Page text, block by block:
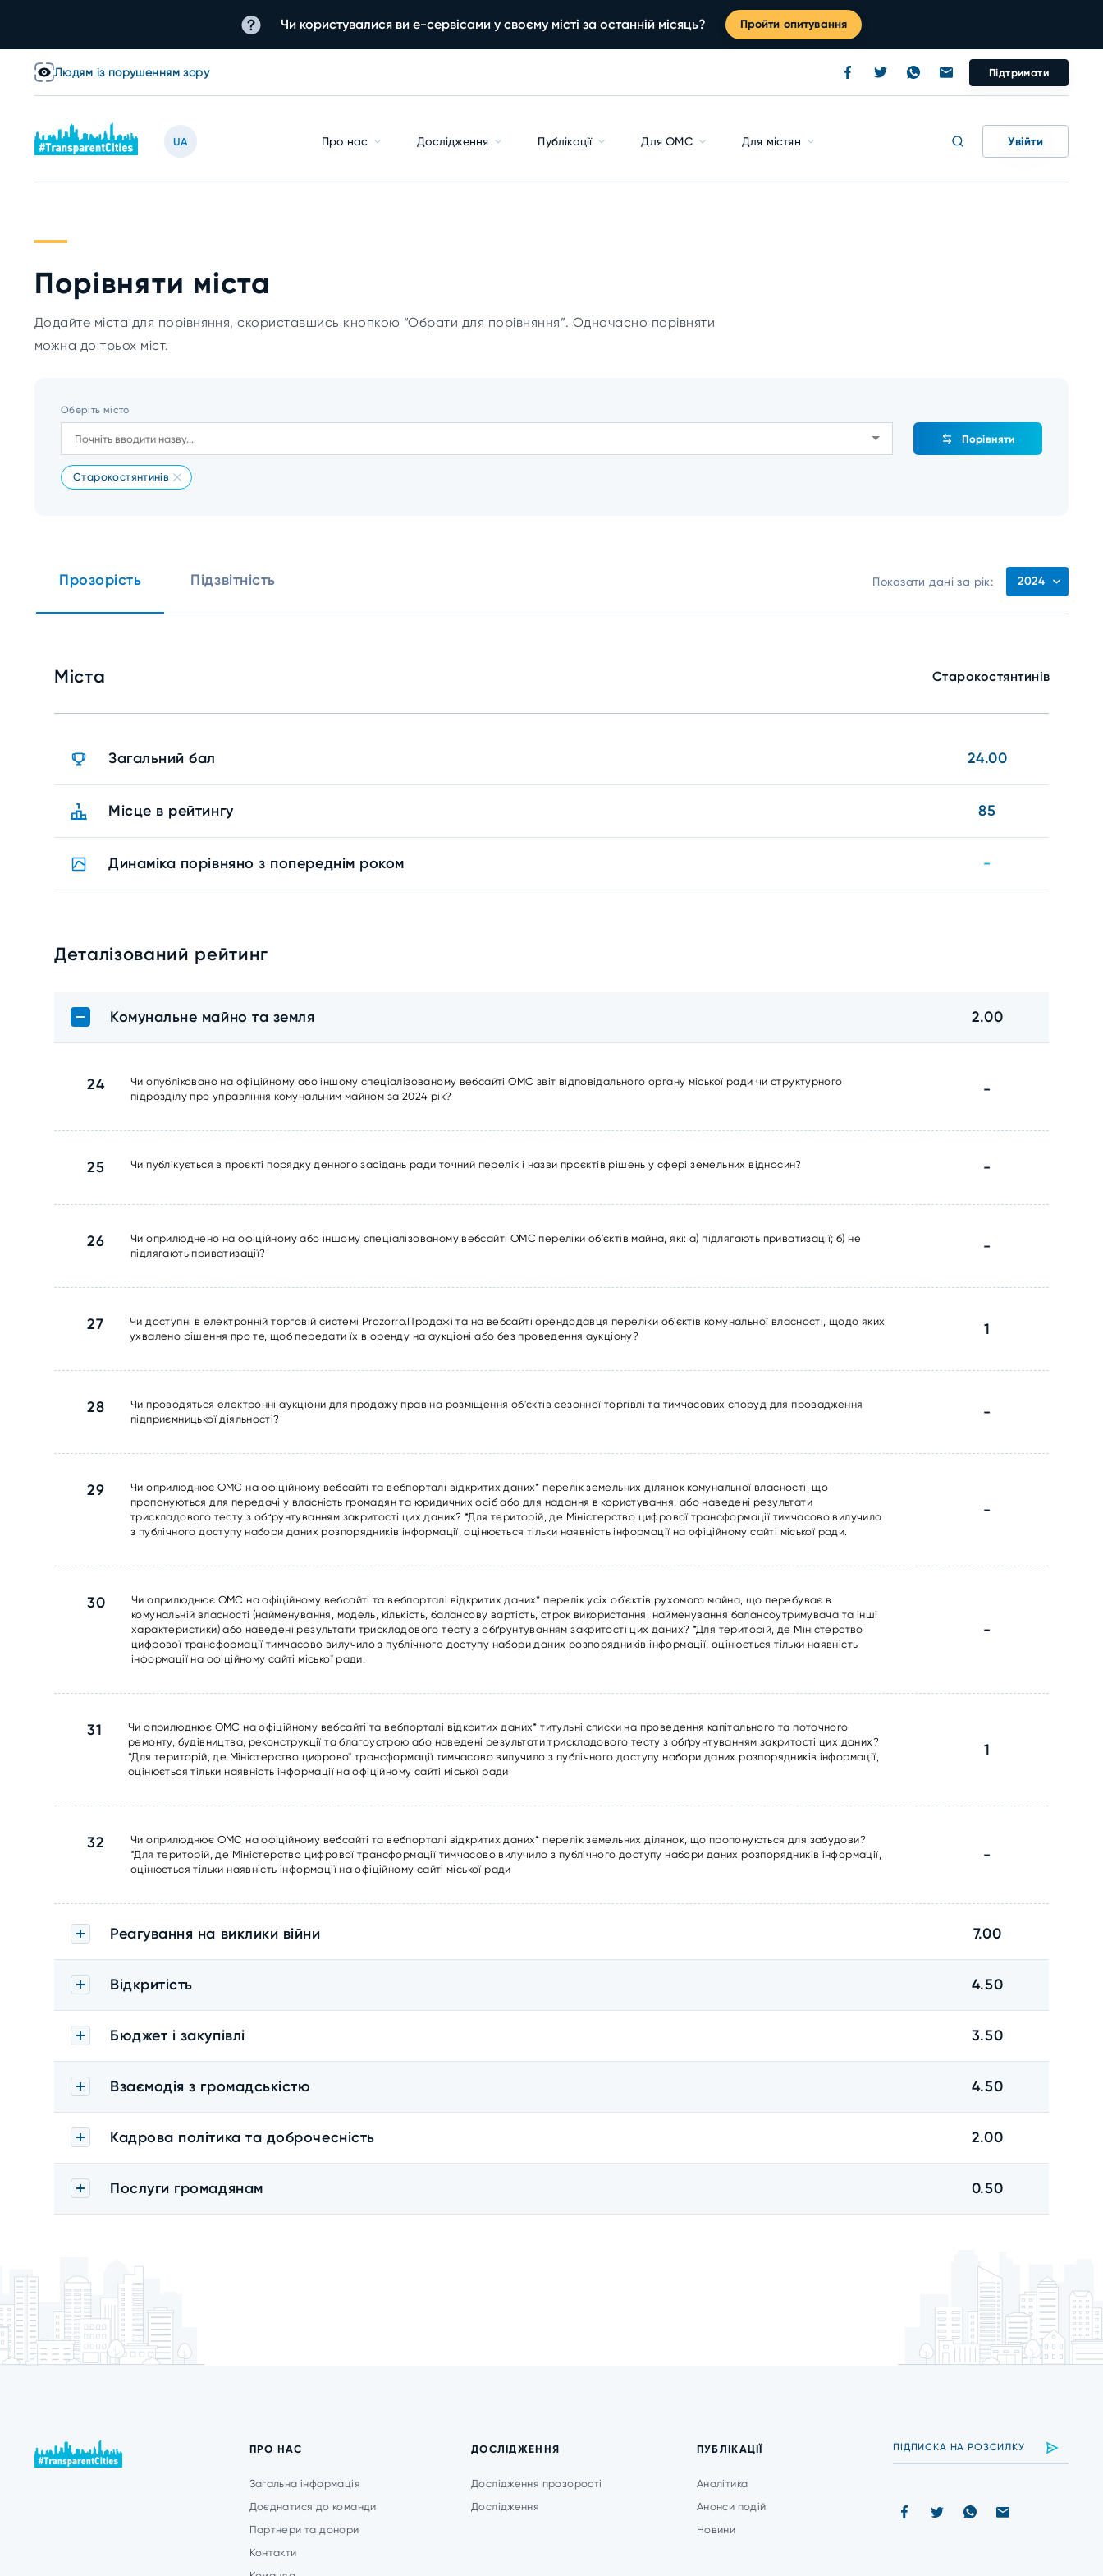
Чи користувалися ви е-сервісами у своєму місті за останній місяць? Пройти опитування
Людям із порушенням зору Підтримати
UA Про нас Дослідження Публікації Для ОМС Для містян Увійти
Порівняти міста
Додайте міста для порівняння, скориставшись кнопкою “Обрати для порівняння”. Одночасно порівняти
можна до трьох міст.
Оберіть місто
Старокостянтинів
Порівняти
Прозорість Підзвітність Показати дані за рік: 2024
Міста Старокостянтинів
Загальний бал 24.00
Місце в рейтингу 85
Динаміка порівняно з попереднім роком -
Деталізований рейтинг
Комунальне майно та земля 2.00
24
Чи опубліковано на офіційному або іншому спеціалізованому вебсайті ОМС звіт відповідального органу міської ради чи структурного
підрозділу про управління комунальним майном за 2024 рік?
-
25 Чи публікується в проєкті порядку денного засідань ради точний перелік і назви проєктів рішень у сфері земельних відносин? -
26
Чи оприлюднено на офіційному або іншому спеціалізованому вебсайті ОМС переліки об'єктів майна, які: а) підлягають приватизації; б) не
підлягають приватизації?
-
27
Чи доступні в електронній торговій системі Prozorro.Продажі та на вебсайті орендодавця переліки об'єктів комунальної власності, щодо яких
ухвалено рішення про те, щоб передати їх в оренду на аукціоні або без проведення аукціону?
1
28
Чи проводяться електронні аукціони для продажу прав на розміщення об'єктів сезонної торгівлі та тимчасових споруд для провадження
підприємницької діяльності?
-
29
Чи оприлюднює ОМС на офіційному вебсайті та вебпорталі відкритих даних* перелік земельних ділянок комунальної власності, що
пропонуються для передачі у власність громадян та юридичних осіб або для надання в користування, або наведені результати
трискладового тесту з обґрунтуванням закритості цих даних? *Для територій, де Міністерство цифрової трансформації тимчасово вилучило
з публічного доступу набори даних розпорядників інформації, оцінюється тільки наявність інформації на офіційному сайті міської ради.
-
30
Чи оприлюднює ОМС на офіційному вебсайті та вебпорталі відкритих даних* перелік усіх об'єктів рухомого майна, що перебуває в
комунальній власності (найменування, модель, кількість, балансову вартість, строк використання, найменування балансоутримувача та інші
характеристики) або наведені результати трискладового тесту з обґрунтуванням закритості цих даних? *Для територій, де Міністерство
цифрової трансформації тимчасово вилучило з публічного доступу набори даних розпорядників інформації, оцінюється тільки наявність
інформації на офіційному сайті міської ради.
-
31
Чи оприлюднює ОМС на офіційному вебсайті та вебпорталі відкритих даних* титульні списки на проведення капітального та поточного
ремонту, будівництва, реконструкції та благоустрою або наведені результати трискладового тесту з обґрунтуванням закритості цих даних?
*Для територій, де Міністерство цифрової трансформації тимчасово вилучило з публічного доступу набори даних розпорядників інформації,
оцінюється тільки наявність інформації на офіційному сайті міської ради
1
32
Чи оприлюднює ОМС на офіційному вебсайті та вебпорталі відкритих даних* перелік земельних ділянок, що пропонуються для забудови?
*Для територій, де Міністерство цифрової трансформації тимчасово вилучило з публічного доступу набори даних розпорядників інформації,
оцінюється тільки наявність інформації на офіційному сайті міської ради
-
Реагування на виклики війни 7.00
Відкритість 4.50
Бюджет і закупівлі 3.50
Взаємодія з громадськістю 4.50
Кадрова політика та доброчесність 2.00
Послуги громадянам 0.50
ПРО НАС
Загальна інформація
Доєднатися до команди
Партнери та донори
Контакти
ДОСЛІДЖЕННЯ
Дослідження прозорості
Дослідження
ПУБЛІКАЦІЇ
Аналітика
Анонси подій
Новини